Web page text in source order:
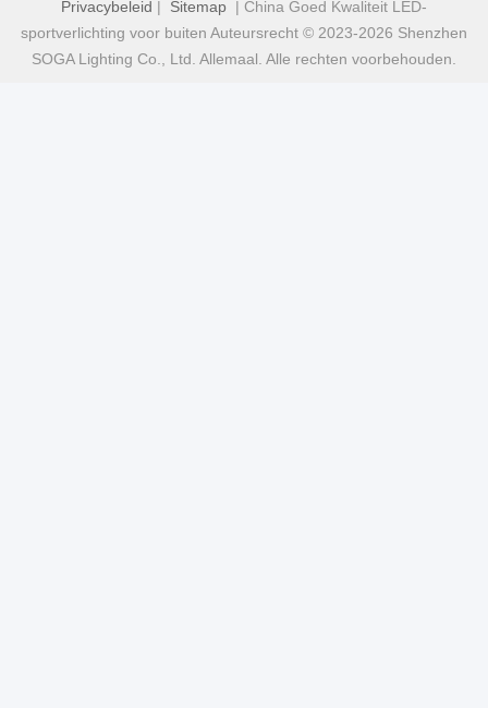
Privacybeleid | Sitemap | China Goed Kwaliteit LED-
sportverlichting voor buiten Auteursrecht © 2023-2026 Shenzhen
SOGA Lighting Co., Ltd. Allemaal. Alle rechten voorbehouden.